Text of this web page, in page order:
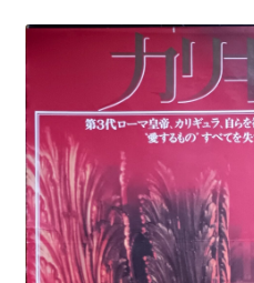
ン
キ
ッ
プ
ス
プ
東三河の映画館
しねとろ倶楽部について
リンクの旅